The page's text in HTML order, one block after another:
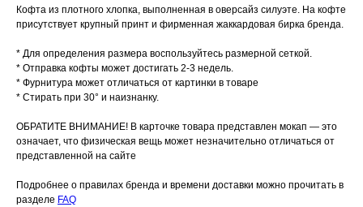
Кофта из плотного хлопка, выполненная в оверсайз силуэте. На кофте
присутствует крупный принт и фирменная жаккардовая бирка бренда.
* Для определения размера воспользуйтесь размерной сеткой.
* Отправка кофты может достигать 2-3 недель.
* Фурнитура может отличаться от картинки в товаре
* Стирать при 30° и наизнанку.
ОБРАТИТЕ ВНИМАНИЕ! В карточке товара представлен мокап — это
означает, что физическая вещь может незначительно отличаться от
представленной на сайте
Подробнее о правилах бренда и времени доставки можно прочитать в
разделе FAQ